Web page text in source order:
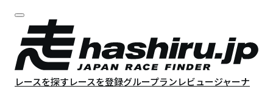
レースを探すレースを登録グループランレビュージャーナ